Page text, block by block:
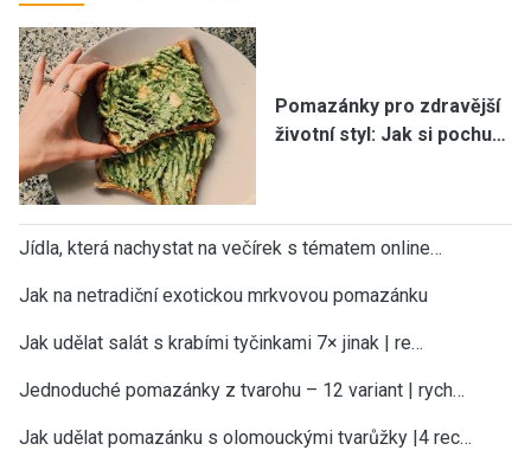
Pomazánky pro zdravější
životní styl: Jak si pochu…
Jídla, která nachystat na večírek s tématem online…
Jak na netradiční exotickou mrkvovou pomazánku
Jak udělat salát s krabími tyčinkami 7× jinak | re…
Jednoduché pomazánky z tvarohu – 12 variant | rych…
Jak udělat pomazánku s olomouckými tvarůžky |4 rec…